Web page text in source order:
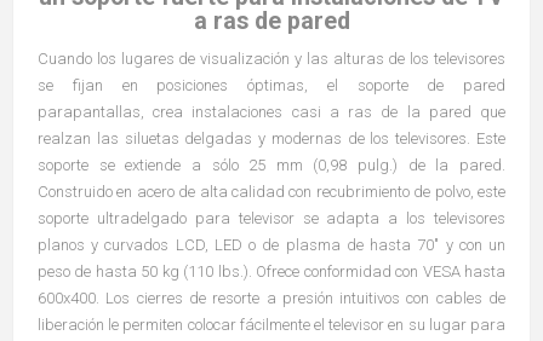
a ras de pared
Cuando los lugares de visualización y las alturas de los televisores
se fijan en posiciones óptimas, el soporte de pared
parapantallas, crea instalaciones casi a ras de la pared que
realzan las siluetas delgadas y modernas de los televisores. Este
soporte se extiende a sólo 25 mm (0,98 pulg.) de la pared.
Construido en acero de alta calidad con recubrimiento de polvo, este
soporte ultradelgado para televisor se adapta a los televisores
planos y curvados LCD, LED o de plasma de hasta 70" y con un
peso de hasta 50 kg (110 lbs.). Ofrece conformidad con VESA hasta
600x400. Los cierres de resorte a presión intuitivos con cables de
liberación le permiten colocar fácilmente el televisor en su lugar para